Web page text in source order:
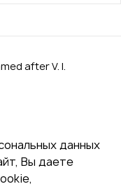
after V. I.
данных
Вы даете